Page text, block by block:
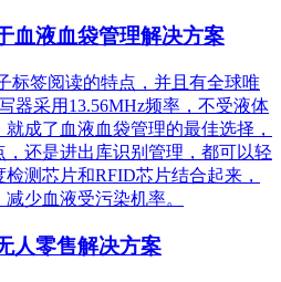
血液血袋管理解决方案
标签阅读的特点，并且有全球唯
器采用13.56MHz频率，不受液体
成了血液血袋管理的最佳选择，
还是进出库识别管理，都可以轻
测芯片和RFID芯片结合起来，
少血液受污染机率。
人零售解决方案